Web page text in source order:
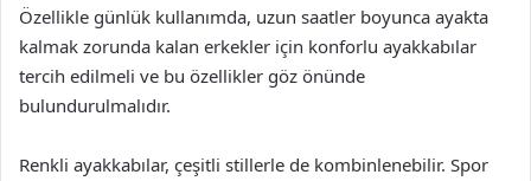
Özellikle günlük kullanımda, uzun saatler boyunca ayakta
kalmak zorunda kalan erkekler için konforlu ayakkabılar
tercih edilmeli ve bu özellikler göz önünde
bulundurulmalıdır.
Renkli ayakkabılar, çeşitli stillerle de kombinlenebilir. Spor